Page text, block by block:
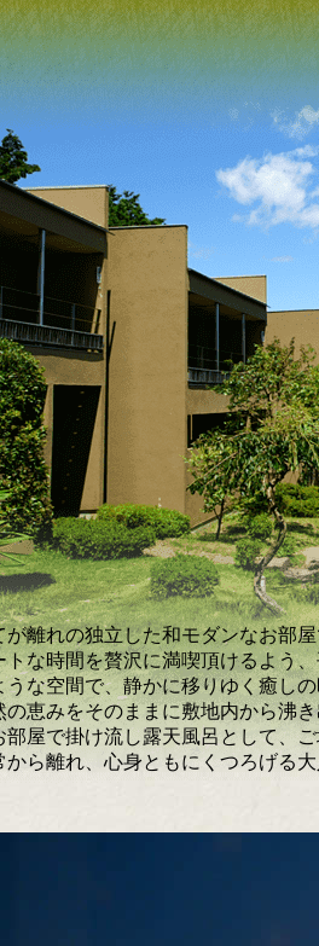
が離れの独立した和モダンなお部
トな時間を贅沢に満喫頂けるよう
うな空間で、静かに移りゆく癒し
の恵みをそのままに敷地内から沸
部屋で掛け流し露天風呂として、
から離れ、心身ともにくつろげる